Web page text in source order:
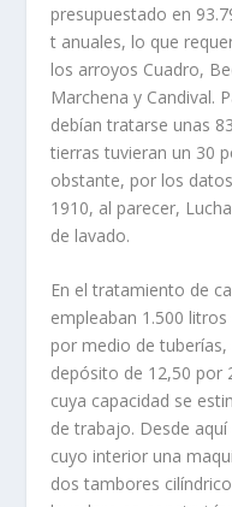
presupuestado en
t anuales, lo que
los arroyos Cuadro,
Marchena y Candival.
debí­an tratarse unas
tierras tuvieran un 30
obstante, por los
1910, al parecer,
de lavado.
En el tratamiento de
empleaban 1.500
por medio de
depósito de 12,50 por
cuya capacidad se
de trabajo. Desde
cuyo interior una
dos tambores